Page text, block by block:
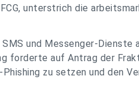
unterstrich die
und Messenger-Dienste
forderte auf Antrag der
zu setzen und den